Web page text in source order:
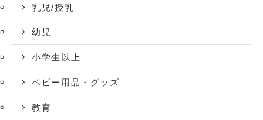
乳児/授乳
幼児
小学生以上
ベビー用品・グッズ
教育